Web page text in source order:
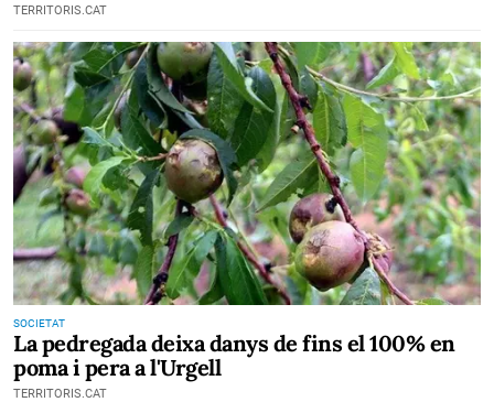
TERRITORIS.CAT
SOCIETAT
La pedregada deixa danys de fins el 100% en
poma i pera a l'Urgell
TERRITORIS.CAT